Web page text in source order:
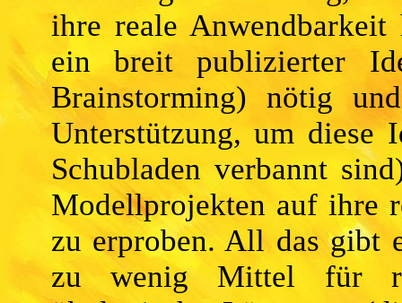
ihre reale
ein breit publizierter
Brainstorming) nötig
Unterstützung, um diese
Schubladen verbannt
Modellprojekten auf ihre
zu erproben. All das gibt
zu wenig Mittel für